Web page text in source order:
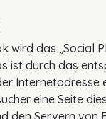
wird das „Social
ist durch das
Internetadresse
eine Seite